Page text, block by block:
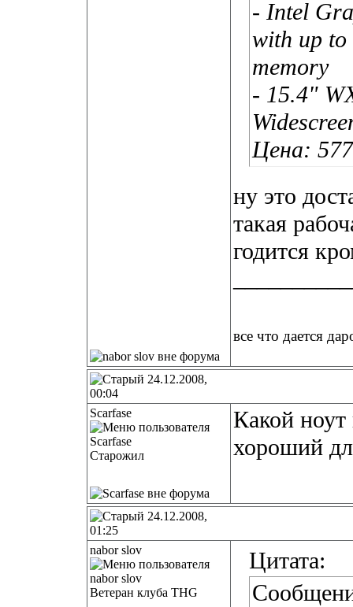
- Intel
with up to
memory
- 15.4"
Цена:
ну это
такая
годится
все что дается
24.12.2008,
00:04
Scarfase
Старожил
Какой
хороший
24.12.2008,
01:25
nabor slov
Ветеран клуба THG
Цитата: